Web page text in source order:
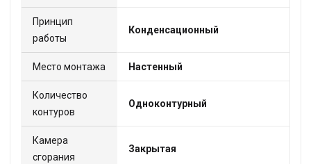
Принцип
работы
Конденсационный
Место монтажа Настенный
Количество
контуров
Одноконтурный
Камера
сгорания
Закрытая